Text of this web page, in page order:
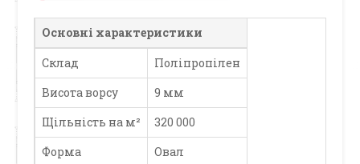
Основні характеристики
Склад
Поліпропілен
Висота ворсу
9 мм
Щільність на м²
320 000
Форма
Овал